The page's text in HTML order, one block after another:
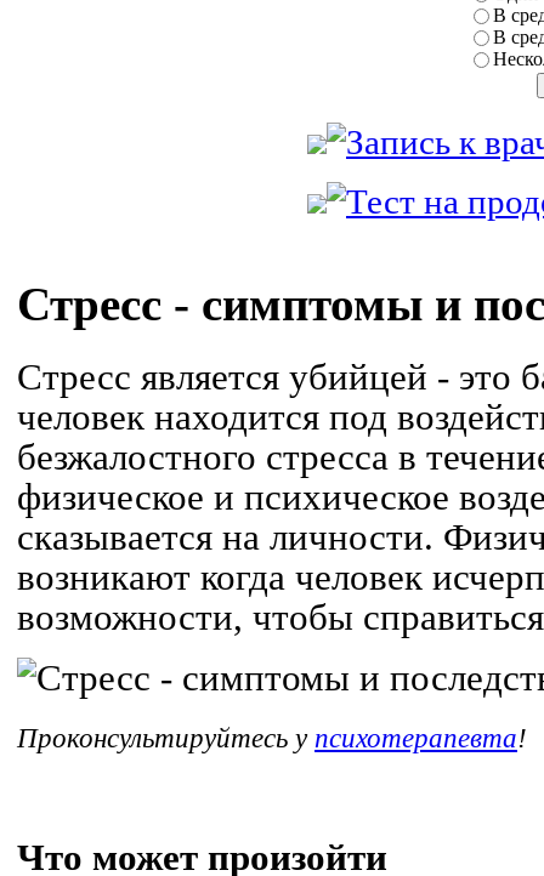
В
В
Стресс - симптомы и
Стресс является убийцей - это
человек находится под
безжалостного стресса в
физическое и психическое
сказывается на личности.
возникают когда человек
возможности, чтобы
Проконсультируйтесь у психотерапевта!
Что может произойти